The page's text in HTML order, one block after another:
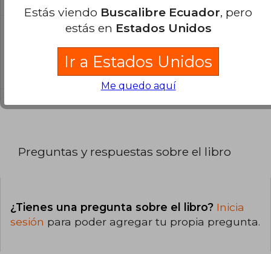
¿Cuál es la encuadernación de este libro?
La encuadernación de esta edición es Tapa
Preguntas y respuestas sobre el libro
¿Tienes una pregunta sobre el libro? Inicia
sesión para poder agregar tu propia pregunta.
Estás viendo Buscalibre Ecuador, pero
estás en Estados Unidos
Ir a Estados Unidos
Me quedo aquí